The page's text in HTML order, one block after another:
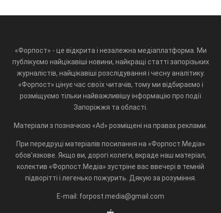
«Форпост» - це відкрита і незалежна медіаплатформа. Ми
публікуємо найцікавіші новини, найкращі статті запорізьких
журналістів, найцікавіші розслідування і чесну аналітику.
«Форпост» цінує час своїх читачів, тому ми відбираємо і
розміщуємо тільки найважливішу інформацію про події
Запоріжжя та області.
Матеріали з позначкою «Ad» розміщені на правах реклами.
При передруці матеріалів посилання на «Форпост.Медіа»
обов'язкове. Якщо ви, дорогі колеги, вкраде наш матеріал,
колектив «Форпост.Медіа» зустріне вас ввечері в темній
підворітті і легенько пожурить. Дякую за розуміння.
E-mail: forpost.media@gmail.com